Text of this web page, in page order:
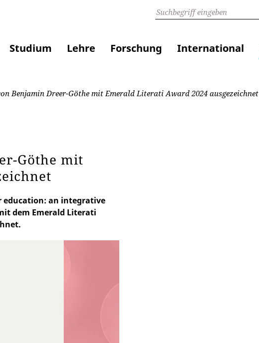
Studium Lehre Forschung International
Benjamin Dreer-Göthe mit Emerald Literati Award 2024 ausgezeichnet
Göthe mit
education: an integrative
dem Emerald Literati